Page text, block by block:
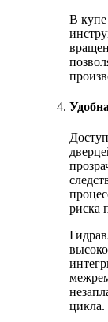
В купе
риска
цикла.